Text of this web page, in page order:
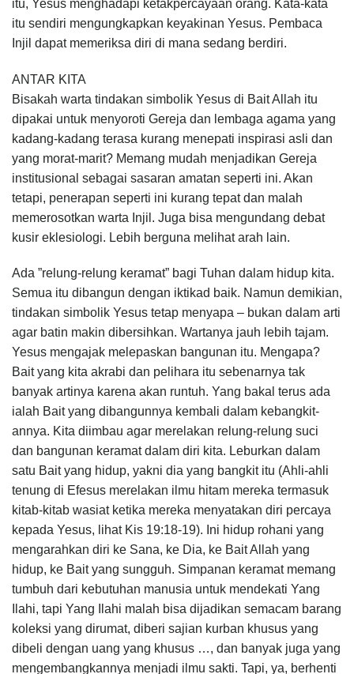
itu, Yesus menghadapi ketakpercayaan orang. Kata-kata
itu sendiri mengungkapkan keyakinan Yesus. Pembaca
Injil dapat memeriksa diri di mana sedang berdiri.
ANTAR KITA
Bisakah warta tindakan simbolik Yesus di Bait Allah itu
dipakai untuk menyoroti Gereja dan lembaga agama yang
kadang-kadang terasa kurang menepati inspirasi asli dan
yang morat-marit? Memang mudah menjadikan Gereja
institusional sebagai sasaran amatan seperti ini. Akan
tetapi, penerapan seperti ini kurang tepat dan malah
memerosotkan warta Injil. Juga bisa mengundang debat
kusir eklesiologi. Lebih berguna melihat arah lain.
Ada ”relung-relung keramat” bagi Tuhan dalam hidup kita.
Semua itu dibangun dengan iktikad baik. Namun demi­kian,
tindakan simbolik Yesus tetap menyapa – bukan dalam arti
agar batin makin dibersihkan. Wartanya jauh le­bih tajam.
Yesus mengajak melepaskan bangunan itu. Mengapa?
Bait yang kita akrabi dan pelihara itu sebenarnya tak
banyak artinya karena akan runtuh. Yang bakal terus ada
ialah Bait yang dibangunnya kembali dalam kebangkit­
annya. Kita diimbau agar merelakan relung-relung suci
dan bangunan keramat dalam diri kita. Leburkan dalam
satu Bait yang hidup, yakni dia yang bangkit itu (Ahli-ahli
te­nung di Efesus merelakan ilmu hitam mereka termasuk
kitab-kitab wasiat ketika mereka menyatakan diri percaya
kepada Yesus, lihat Kis 19:18-19). Ini hidup rohani yang
meng­arahkan diri ke Sana, ke Dia, ke Bait Allah yang
hidup, ke Bait yang sungguh. Simpanan keramat memang
tumbuh dari kebutuhan manusia untuk mendekati Yang
Ilahi, tapi Yang Ilahi malah bisa dijadikan semacam barang
koleksi yang dirumat, diberi sajian kurban khusus yang
dibeli dengan uang yang khusus …, dan banyak juga yang
mengembangkannya menjadi ilmu sakti. Tapi, ya, berhenti